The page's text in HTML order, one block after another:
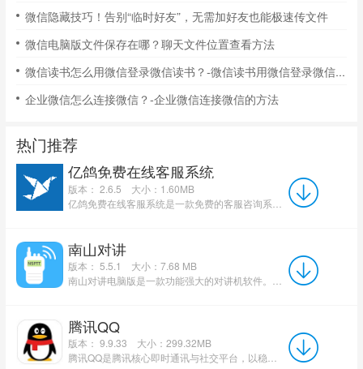
微信隐藏技巧！告别“临时好友”，无需加好友也能极速传文件
微信电脑版文件保存在哪？聊天文件位置查看方法
微信读书怎么用微信登录微信读书？-微信读书用微信登录微信读书的方法
企业微信怎么连接微信？-企业微信连接微信的方法
热门推荐
亿鸽免费在线客服系统
版本： 2.6.5
大小：1.60MB
南山对讲
版本： 5.5.1
大小：7.68 MB
腾讯QQ
版本： 9.9.33
大小：299.32MB